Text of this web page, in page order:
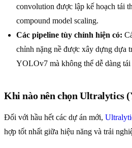
convolution được lập kế hoạch tái
compound model scaling.
Các pipeline tùy chỉnh hiện có:
chỉnh nặng nề được xây dựng dựa
YOLOv7 mà không thể dễ dàng tái
Khi nào nên chọn Ultralytics
Đối với hầu hết các dự án mới,
hợp tốt nhất giữa hiệu năng và trải